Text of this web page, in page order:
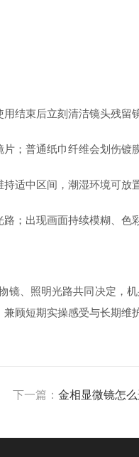
束后立刻清洁镜头残留
普通纸巾纤维会划伤镀
中区间，潮湿环境可放
；出现画面持续模糊、色
、照明光路共同决定，
顾短期实操感受与长期维
下一篇： 金相显微镜怎